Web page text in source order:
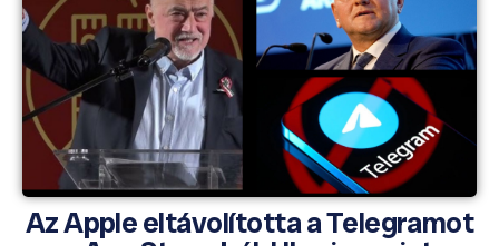
Az Apple eltávolította a Telegramot